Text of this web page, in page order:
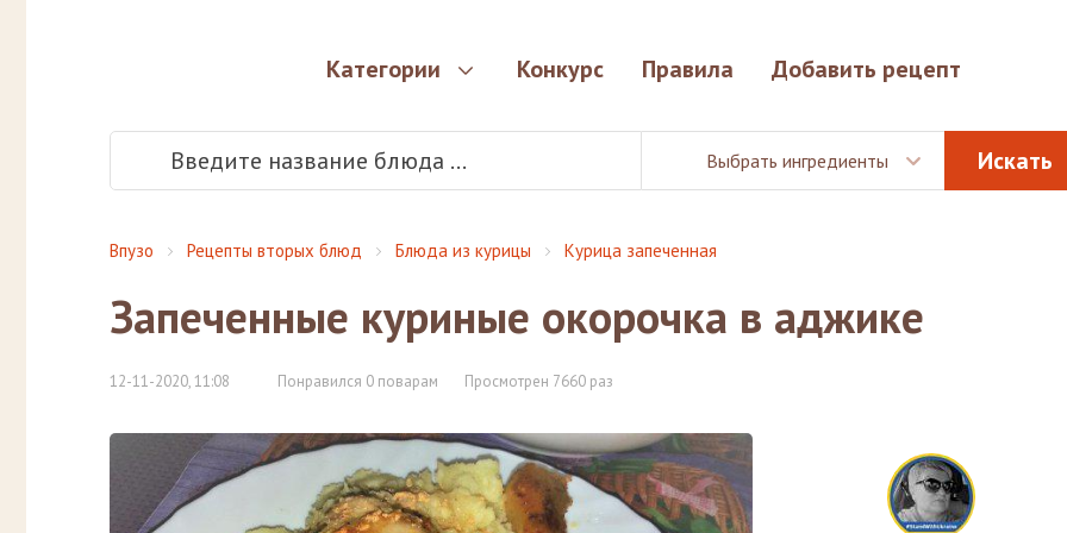
Категории Конкурс Правила Добавить рецепт
Выбрать ингредиенты
Впузо Рецепты вторых блюд Блюда из курицы Курица запеченная
Запеченные куриные окорочка в аджике
12-11-2020, 11:08 Понравился 0 поварам Просмотрен 7660 раз